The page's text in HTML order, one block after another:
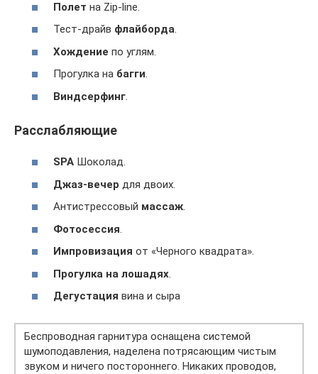
Полет на Zip-line.
Тест-драйв флайборда.
Хождение по углям.
Прогулка на багги.
Виндсерфинг.
Расслабляющие
SPA Шоколад.
Джаз-вечер для двоих.
Антистрессовый массаж.
Фотосессия.
Импровизация от «Черного квадрата».
Прогулка на лошадях.
Дегустация вина и сыра
Беспроводная гарнитура оснащена системой
шумоподавления, наделена потрясающим чистым
звуком и ничего постороннего. Никаких проводов,